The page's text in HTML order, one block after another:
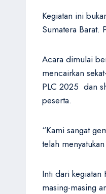
Kegiatan ini
Sumatera Barat.
Acara dimulai
mencairkan
PLC 2025 dan
peserta.
“Kami sangat
telah
Inti dari kegiatan
masing-masing